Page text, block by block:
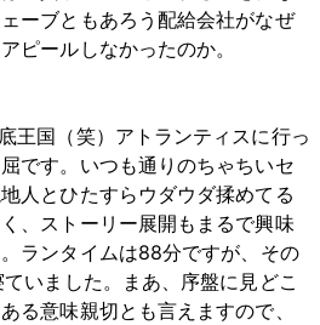
ーブともあろう配給会社がなぜ
ピールしなかったのか。
王国（笑）アトランティスに行っ
です。いつも通りのちゃちいセ
人とひたすらウダウダ揉めてる
、ストーリー展開もまるで興味
ランタイムは88分ですが、その
いました。まあ、序盤に見どこ
る意味親切とも言えますので、